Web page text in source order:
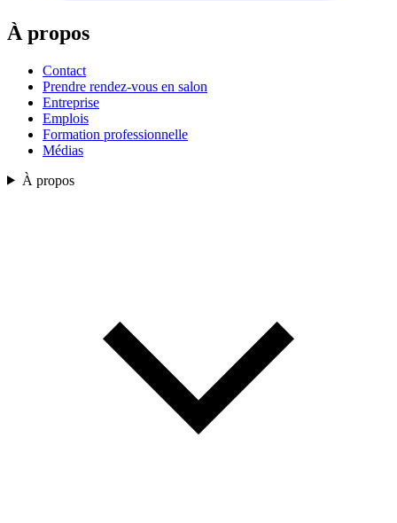
À propos
Contact
Prendre rendez-vous en salon
Entreprise
Emplois
Formation professionnelle
Médias
À propos